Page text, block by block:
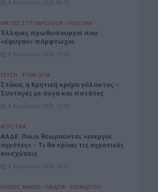
9 Αυγούστου 2026 08:22
ΜΑΤΙΕΣ ΣΤΟ ΠΑΡΕΛΘΟΝ • ΠΟΛΙΤΙΚΗ
Έλληνες πρωθυπουργοί που
«έφυγαν» πάμφτωχοι
8 Αυγούστου 2026 19:33
ΓΕΎΣΗ - ΨΥΧΑΓΩΓΊΑ
Στάκα, η Κρητική κρέμα γάλακτος –
Συνταγές με αυγά και πατάτες
8 Αυγούστου 2026 16:30
ΑΓΡΟΤΙΚΑ
ΑΑΔΕ: Ποιοι θεωρούνται «ενεργοί
αγρότες» – Τι θα κρίνει τις αγροτικές
ενισχύσεις
8 Αυγούστου 2026 16:27
ΝΟΜΌΣ ΧΑΝΊΩΝ • ΠΑΙΔΕΙΑ - ΕΚΠΑΙΔΕΥΣΗ